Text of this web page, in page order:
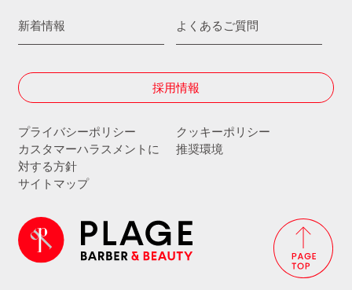
新着情報 よくあるご質問
採用情報
プライバシーポリシー
クッキーポリシー
カスタマーハラスメントに
対する方針
推奨環境
サイトマップ